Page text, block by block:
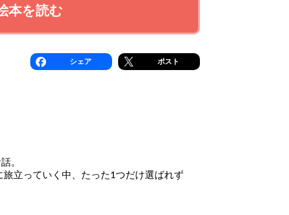
本を読む
シェア ポスト
。
立っていく中、たった1つだけ選ばれず